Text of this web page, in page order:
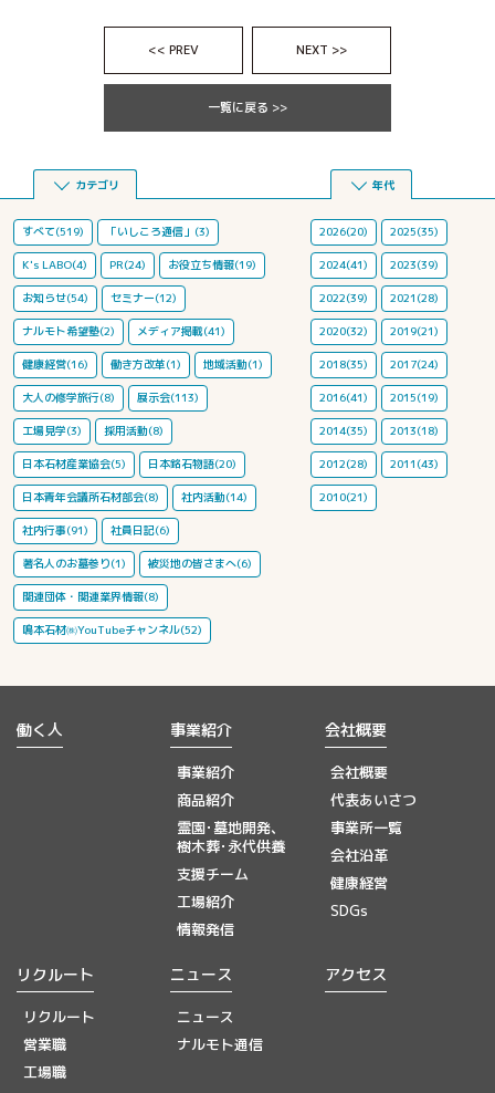
<< PREV NEXT >>
一覧に戻る >>
カテゴリ
すべて(519) 「いしころ通信」(3)
K's LABO(4) PR(24) お役立ち情報(19)
お知らせ(54) セミナー(12)
ナルモト希望塾(2) メディア掲載(41)
健康経営(16) 働き方改革(1) 地域活動(1)
大人の修学旅行(8) 展示会(113)
工場見学(3) 採用活動(8)
日本石材産業協会(5) 日本銘石物語(20)
日本青年会議所石材部会(8) 社内活動(14)
社内行事(91) 社員日記(6)
著名人のお墓参り(1) 被災地の皆さまへ(6)
関連団体・関連業界情報(8)
鳴本石材㈱YouTubeチャンネル(52)
年代
2026(20) 2025(35)
2024(41) 2023(39)
2022(39) 2021(28)
2020(32) 2019(21)
2018(35) 2017(24)
2016(41) 2015(19)
2014(35) 2013(18)
2012(28) 2011(43)
2010(21)
働く人 事業紹介
事業紹介
商品紹介
霊園･墓地開発、
樹木葬･永代供養
支援チーム
工場紹介
情報発信
会社概要
会社概要
代表あいさつ
事業所一覧
会社沿革
健康経営
SDGs
リクルート
リクルート
営業職
工場職
ニュース
ニュース
ナルモト通信
アクセス